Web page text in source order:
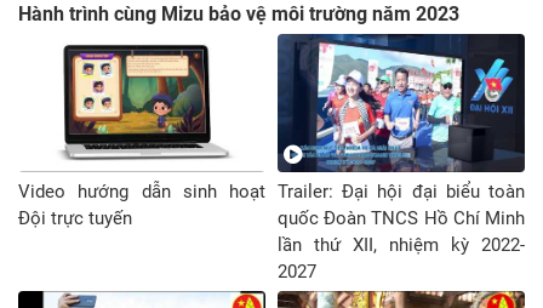
Hành trình cùng Mizu bảo vệ môi trường năm 2023
Video hướng dẫn sinh hoạt
Đội trực tuyến
Trailer: Đại hội đại biểu toàn
quốc Đoàn TNCS Hồ Chí Minh
lần thứ XII, nhiệm kỳ 2022-
2027